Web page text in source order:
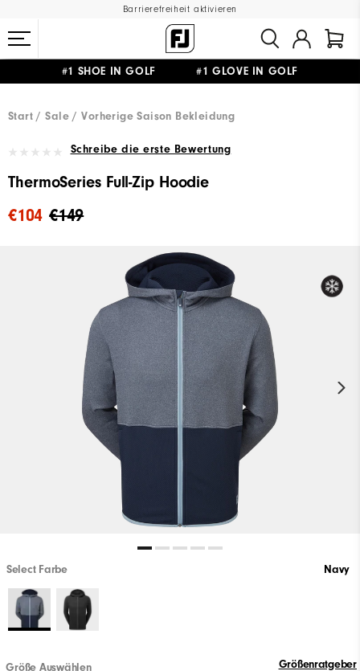
Barrierefreiheit aktivieren
#1 SHOE IN GOLF #1 GLOVE IN GOLF
Start
Sale Vorherige Saison Bekleidung
Schreibe die erste Bewertung
ThermoSeries Full-Zip Hoodie
€149
€104
Select Farbe Navy
Größe Auswählen Größenratgeber